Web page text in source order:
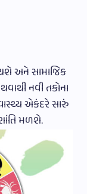
અને સામાજિક
નવી તકોના
એકંદરે સારું
મળશે.